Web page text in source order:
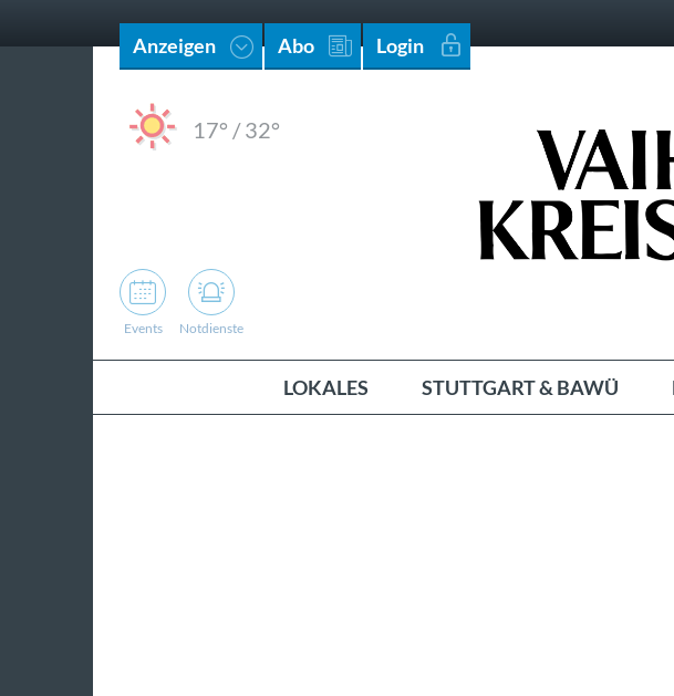
Anzeigen Abo Login
17° /32°
Events Notdienste
LOKALES STUTTGART & BAWÜ